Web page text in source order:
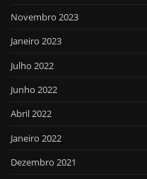
Novembro 2023
Janeiro 2023
Julho 2022
Junho 2022
Abril 2022
Janeiro 2022
Dezembro 2021